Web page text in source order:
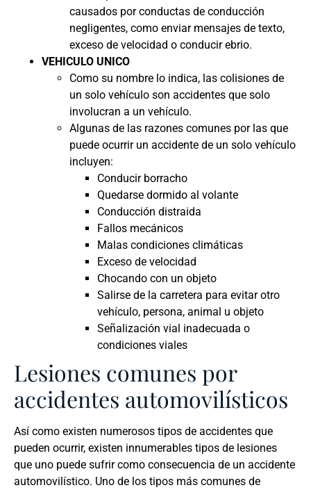
causados por conductas de conducción
negligentes, como enviar mensajes de texto,
exceso de velocidad o conducir ebrio.
VEHICULO UNICO
Como su nombre lo indica, las colisiones de
un solo vehículo son accidentes que solo
involucran a un vehículo.
Algunas de las razones comunes por las que
puede ocurrir un accidente de un solo vehículo
incluyen:
Conducir borracho
Quedarse dormido al volante
Conducción distraida
Fallos mecánicos
Malas condiciones climáticas
Exceso de velocidad
Chocando con un objeto
Salirse de la carretera para evitar otro
vehículo, persona, animal u objeto
Señalización vial inadecuada o
condiciones viales
Lesiones comunes por
accidentes automovilísticos
Así como existen numerosos tipos de accidentes que
pueden ocurrir, existen innumerables tipos de lesiones
que uno puede sufrir como consecuencia de un accidente
automovilístico. Uno de los tipos más comunes de